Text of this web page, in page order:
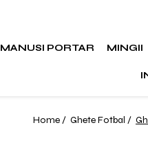
MANUSI PORTAR MINGII
Home / Ghete Fotbal /